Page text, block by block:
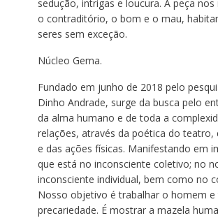
sedução, intrigas e loucura. A peça
o contraditório, o bom e o mau,
seres sem exceção.
Núcleo Gema.
Fundado em junho de 2018 pelo
Dinho Andrade, surge da busca pelo
da alma humano e de toda a
relações, através da poética do teatro,
e das ações físicas. Manifestando em
que está no inconsciente coletivo; no
inconsciente individual, bem como no
Nosso objetivo é trabalhar o homem e
precariedade. É mostrar a mazela